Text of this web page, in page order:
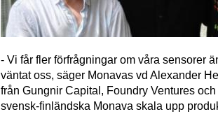
- Vi får fler förfrågningar om våra sensorer
väntat oss, säger Monavas vd Alexander
från Gungnir Capital, Foundry Ventures
svensk-finländska Monava skala upp